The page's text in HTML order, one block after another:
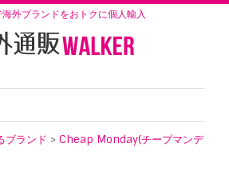
外ブランドをおトクに個人輸入
ブランド > Cheap Monday(チープマンデ